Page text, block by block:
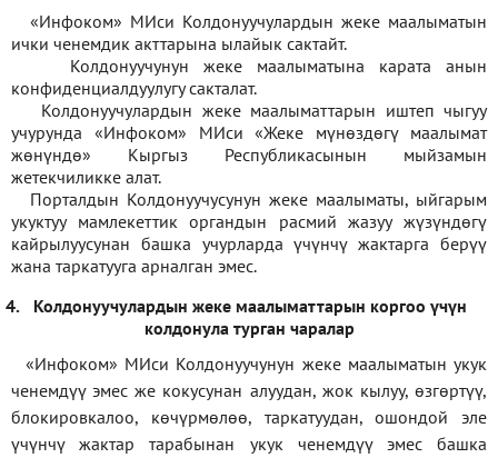
«Инфоком» МИси Колдонуучулардын жеке маалыматын
ички ченемдик акттарына ылайык сактайт.
Колдонуучунун жеке маалыматына карата анын
конфиденциалдуулугу сакталат.
Колдонуучулардын жеке маалыматтарын иштеп чыгуу
учурунда «Инфоком» МИси«Жеке мүнөздөгү маалымат
жөнүндө» Кыргыз Республикасынын мыйзамын
жетекчиликке алат.
Порталдын Колдонуучусунун жеке маалыматы, ыйгарым
укуктуу мамлекеттик органдын расмий жазуу жүзүндөгү
кайрылуусунан башка учурларда үчүнчү жактарга берүү
жана таркатууга арналган эмес.
4.
Колдонуучулардын жеке маалыматтарын коргоо үчүн
колдонула турган чаралар
«Инфоком» МИси Колдонуучунун жеке маалыматын укук
ченемдүү эмес же кокусунан алуудан, жок кылуу, өзгөртүү,
блокировкалоо, көчүрмөлөө, таркатуудан, ошондой эле
үчүнчү жактар тарабынан укук ченемдүү эмес башка